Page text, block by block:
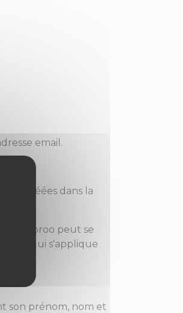
email.
créées dans la
Parcooroo peut se
qui s'applique
son prénom, nom et